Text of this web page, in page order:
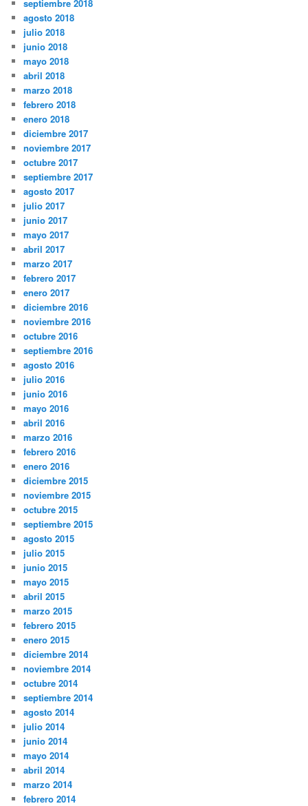
septiembre 2018
agosto 2018
julio 2018
junio 2018
mayo 2018
abril 2018
marzo 2018
febrero 2018
enero 2018
diciembre 2017
noviembre 2017
octubre 2017
septiembre 2017
agosto 2017
julio 2017
junio 2017
mayo 2017
abril 2017
marzo 2017
febrero 2017
enero 2017
diciembre 2016
noviembre 2016
octubre 2016
septiembre 2016
agosto 2016
julio 2016
junio 2016
mayo 2016
abril 2016
marzo 2016
febrero 2016
enero 2016
diciembre 2015
noviembre 2015
octubre 2015
septiembre 2015
agosto 2015
julio 2015
junio 2015
mayo 2015
abril 2015
marzo 2015
febrero 2015
enero 2015
diciembre 2014
noviembre 2014
octubre 2014
septiembre 2014
agosto 2014
julio 2014
junio 2014
mayo 2014
abril 2014
marzo 2014
febrero 2014